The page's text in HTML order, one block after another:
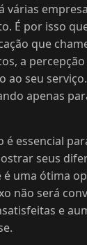
várias
É por isso
que
a
ao seu
apenas
essencial
seus
é uma ótima
não será
e